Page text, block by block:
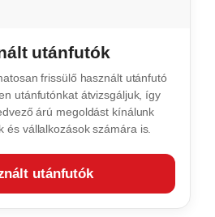
utánfutók
frissülő használt utánfutó
utánfutónkat átvizsgáljuk, így
árú megoldást kínálunk
és vállalkozások számára is.
utánfutók